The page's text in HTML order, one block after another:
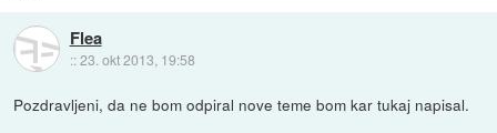
Flea
::23. okt 2013, 19:58
Pozdravljeni, da ne bom odpiral nove teme bom kar tukaj napisal.